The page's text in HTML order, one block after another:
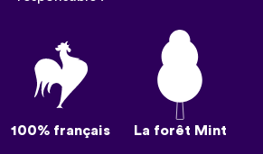
100% français La forêt Mint